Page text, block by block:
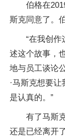
伯格在
斯克同意了。
“在我创
述这个故事，
地与员工谈论
·马斯克想要
是认真的。”
有了马斯
还是已经离开